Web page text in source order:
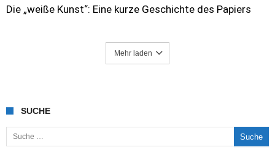
Die „weiße Kunst“: Eine kurze Geschichte des Papiers
Mehr laden
SUCHE
Suche nach: